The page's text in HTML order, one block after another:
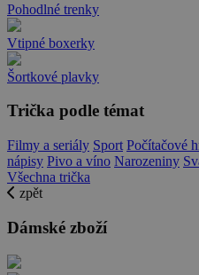
Pohodlné trenky
Vtipné boxerky
Šortkové plavky
Trička podle témat
Filmy a seriály Sport Počítačové
nápisy Pivo a víno Narozeniny
Všechna trička
zpět
Dámské zboží